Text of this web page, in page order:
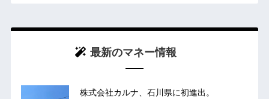
最新のマネー情報
株式会社カルナ、石川県に初進出。